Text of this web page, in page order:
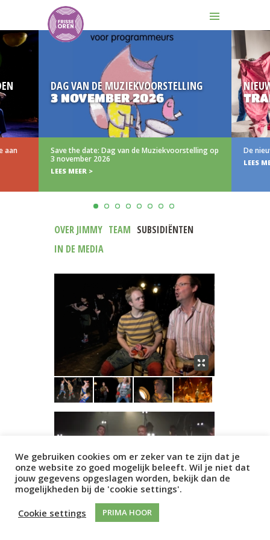
DAG VAN DE MUZIEKVOORSTELLING
3 NOVEMBER 2026
Save the date: Dag van de Muziekvoorstelling op
3 november 2026
LEES MEER >
NIEUW
De
LEES MEER
OVER JIMMY TEAM SUBSIDIËNTEN
IN DE MEDIA
We gebruiken cookies om er zeker van te zijn dat je
onze website zo goed mogelijk beleeft. Wil je niet dat
jouw gegevens opgeslagen worden, bekijk dan de
mogelijkheden bij de 'cookie settings'.
Cookie settings
PRIMA HOOR